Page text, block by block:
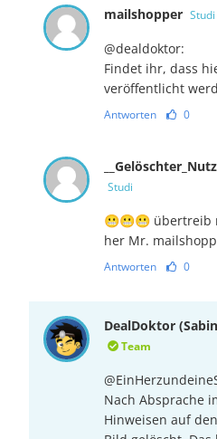
mailshopper Studi
@dealdoktor:
Findet ihr, dass
veröffentlicht
Antworten 0
Studi
😬😬😬 übertreib
her Mr.
Antworten 0
DealDoktor
Team
Nach Absprache
Hinweisen auf